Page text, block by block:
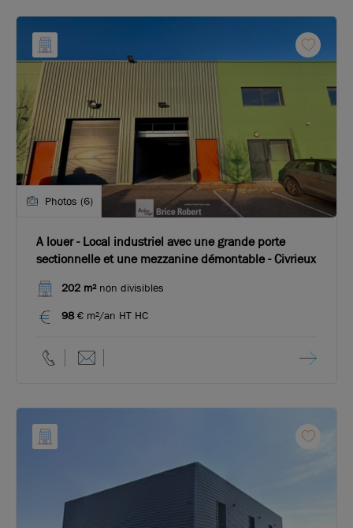
Photos (6)
A louer - Local industriel avec une grande porte
sectionnelle et une mezzanine démontable - Civrieux
202 m²non divisibles
98€ m²/an HT HC